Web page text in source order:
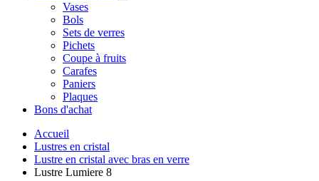
Vases
Bols
Sets de verres
Pichets
Coupe à fruits
Carafes
Paniers
Plaques
Bons d'achat
Accueil
Lustres en cristal
Lustre en cristal avec bras en verre
Lustre Lumiere 8